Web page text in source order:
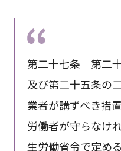
第二十七条 第二
及び第二十五条の
業者が講ずべき措
労働者が守らなけ
生労働省令で定める